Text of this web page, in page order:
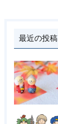
最近の投稿